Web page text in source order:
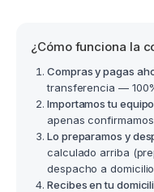
¿Cómo funciona la
Compras y pagas
transferencia —
Importamos tu equipo
apenas
Lo preparamos y
calculado arriba
despacho a
Recibes en tu